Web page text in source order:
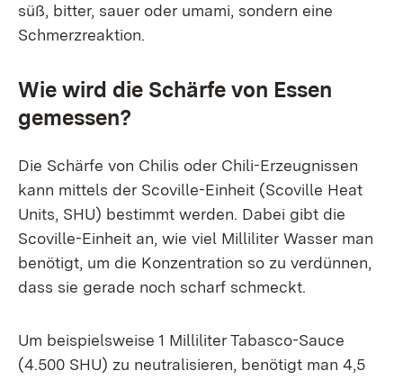
süß, bitter, sauer oder umami, sondern eine
Schmerzreaktion.
Wie wird die Schärfe von Essen
gemessen?
Die Schärfe von Chilis oder Chili-Erzeugnissen
kann mittels der Scoville-Einheit (Scoville Heat
Units, SHU) bestimmt werden. Dabei gibt die
Scoville-Einheit an, wie viel Milliliter Wasser man
benötigt, um die Konzentration so zu verdünnen,
dass sie gerade noch scharf schmeckt.
Um beispielsweise 1 Milliliter Tabasco-Sauce
(4.500 SHU) zu neutralisieren, benötigt man 4,5